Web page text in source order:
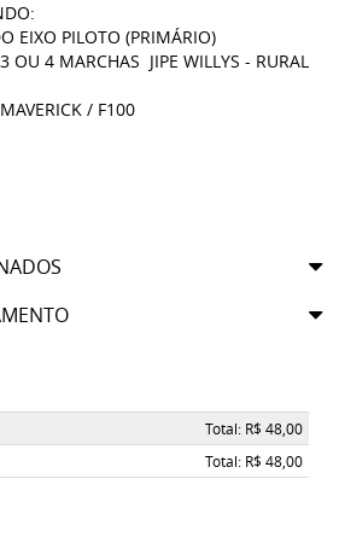
EIXO PILOTO (PRIMÁRIO)
OU 4 MARCHAS JIPE WILLYS - RURAL
/ F100
Total: R$ 48,00
Total: R$ 48,00